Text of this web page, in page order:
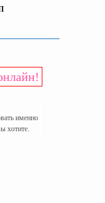
именно
хотите.